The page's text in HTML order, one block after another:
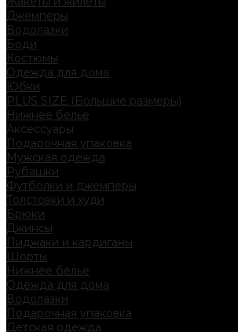
Джемперы
Водолазки
Боди
Костюмы
Одежда для дома
Юбки
PLUS SIZE (Большие размеры)
Нижнее белье
Аксессуары
Подарочная упаковка
Мужская одежда
Рубашки
Футболки и джемперы
Толстовки и худи
Брюки
Джинсы
Пиджаки и кардиганы
Шорты
Нижнее белье
Одежда для дома
Водолазки
Подарочная упаковка
Детская одежда